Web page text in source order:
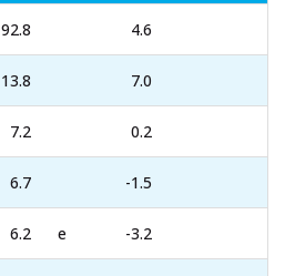
92.8 4.6
13.8 7.0
7.2 0.2
6.7 -1.5
6.2 e -3.2